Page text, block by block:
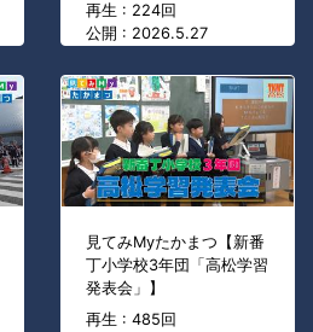
再生 : 224回
公開 : 2026.5.27
見てみMyたかまつ【新番
丁小学校3年団「高松学習
発表会」】
再生 : 485回